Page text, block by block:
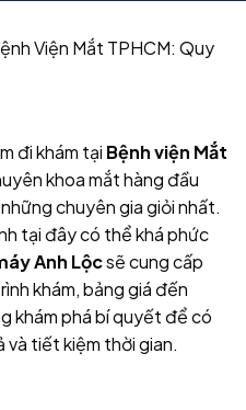
Viện Mắt TPHCM: Quy
đi khám tại Bệnh viện Mắt
khoa mắt hàng đầu
chuyên gia giỏi nhất.
tại đây có thể khá phức
Anh Lộcsẽ cung cấp
khám, bảng giá đến
khám phá bí quyết để có
và tiết kiệm thời gian.